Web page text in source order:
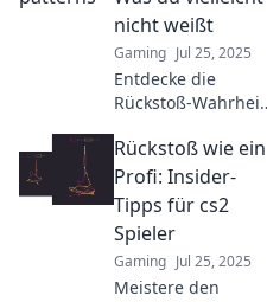
Don't miss out!
nicht weißt
Gaming Jul 25, 2025
Entdecke die
Rückstoß-Wahrheit
Überraschende
Fakten, die du nicht
kanntest – jetzt
klicken und mehr
erfahren!
Rückstoß wie ein
Profi: Insider-
Tipps für cs2
Spieler
Gaming Jul 25, 2025
Meistere den